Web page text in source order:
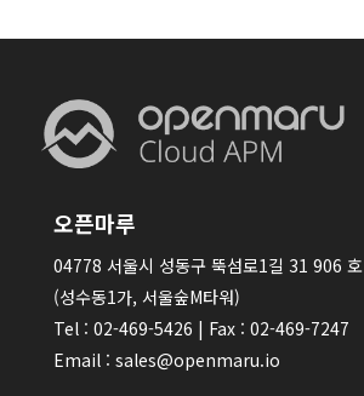
오픈마루
04778 서울시 성동구 뚝섬로1길 31 906 호
(성수동1가, 서울숲M타워)
Tel : 02-469-5426 | Fax : 02-469-7247
Email : sales@openmaru.io